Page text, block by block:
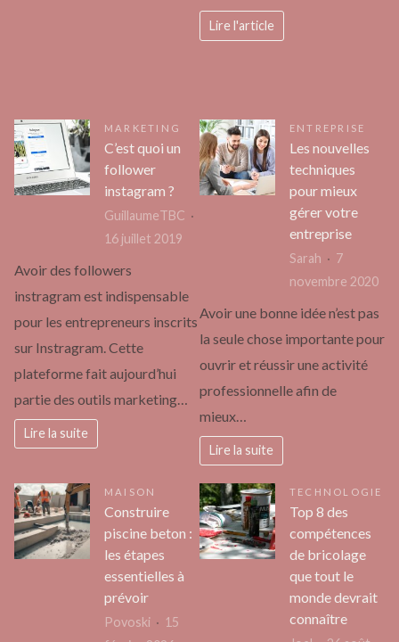
Lire l'article
MARKETING
C’est quoi un
follower
instagram ?
GuillaumeTBC
16 juillet 2019
Avoir des followers
instragram est indispensable
pour les entrepreneurs inscrits
sur Instragram. Cette
plateforme fait aujourd’hui
partie des outils marketing…
Lire la suite
ENTREPRISE
Les nouvelles
techniques
pour mieux
gérer votre
entreprise
Sarah
7
novembre 2020
Avoir une bonne idée n’est pas
la seule chose importante pour
ouvrir et réussir une activité
professionnelle afin de
mieux…
Lire la suite
MAISON
Construire
piscine beton :
les étapes
essentielles à
prévoir
Povoski
15
TECHNOLOGIE
Top 8 des
compétences
de bricolage
que tout le
monde devrait
connaître